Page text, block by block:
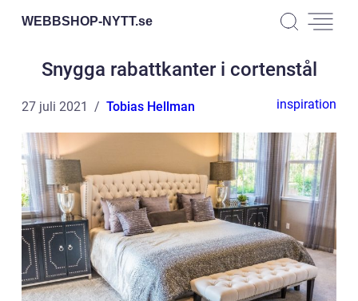
WEBBSHOP-NYTT.se
Snygga rabattkanter i cortenstål
27 juli 2021 Tobias Hellman inspiration